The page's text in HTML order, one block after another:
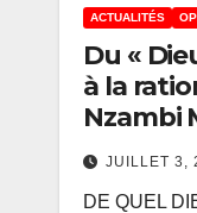
ACTUALITÉS
Du «
à la
Nzambi
des
JUILLET 3,
DE QUEL